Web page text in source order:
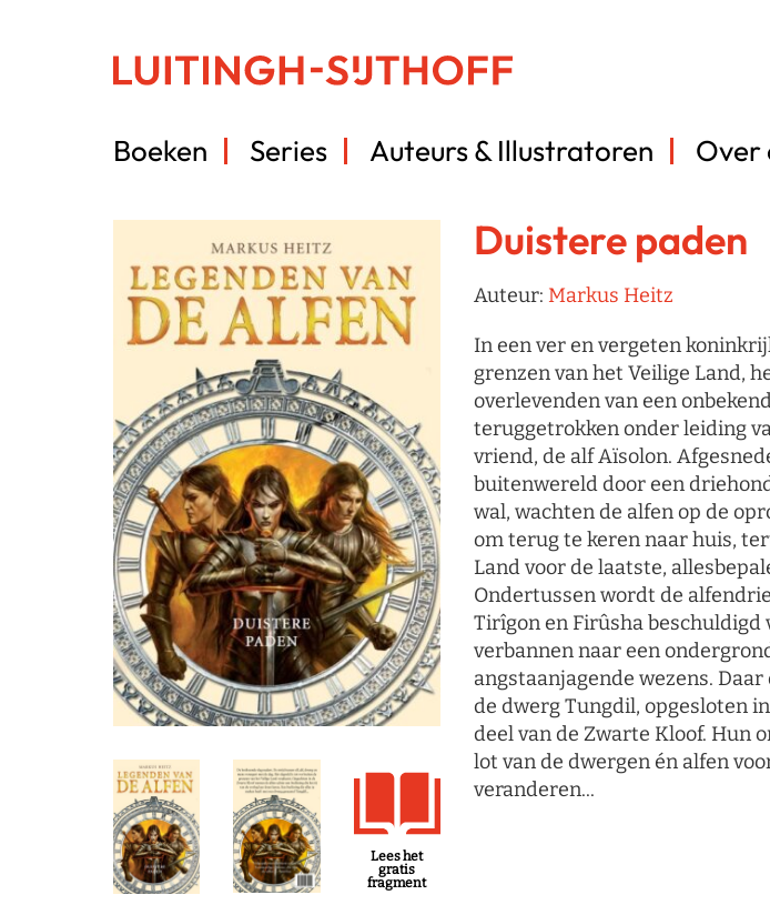
Boeken Series Auteurs & Illustratoren Over
Lees het
gratis
fragment
Duistere paden
Auteur: Markus Heitz
In een ver en vergeten
grenzen van het Veilige Land,
overlevenden van een
teruggetrokken onder leiding
vriend, de alf Aïsolon.
buitenwereld door een
wal, wachten de alfen op de
om terug te keren naar huis,
Land voor de laatste,
Ondertussen wordt de
Tirîgon en Firûsha beschuldigd
verbannen naar een
angstaanjagende wezens.
de dwerg Tungdil, opgesloten
deel van de Zwarte Kloof. Hun
lot van de dwergen én alfen
veranderen...